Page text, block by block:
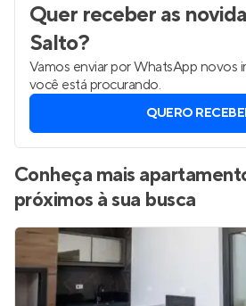
Quer receber as
Salto?
Vamos enviar por WhatsApp novos
você está procurando.
QUERO
Conheça mais
próximos à sua busca